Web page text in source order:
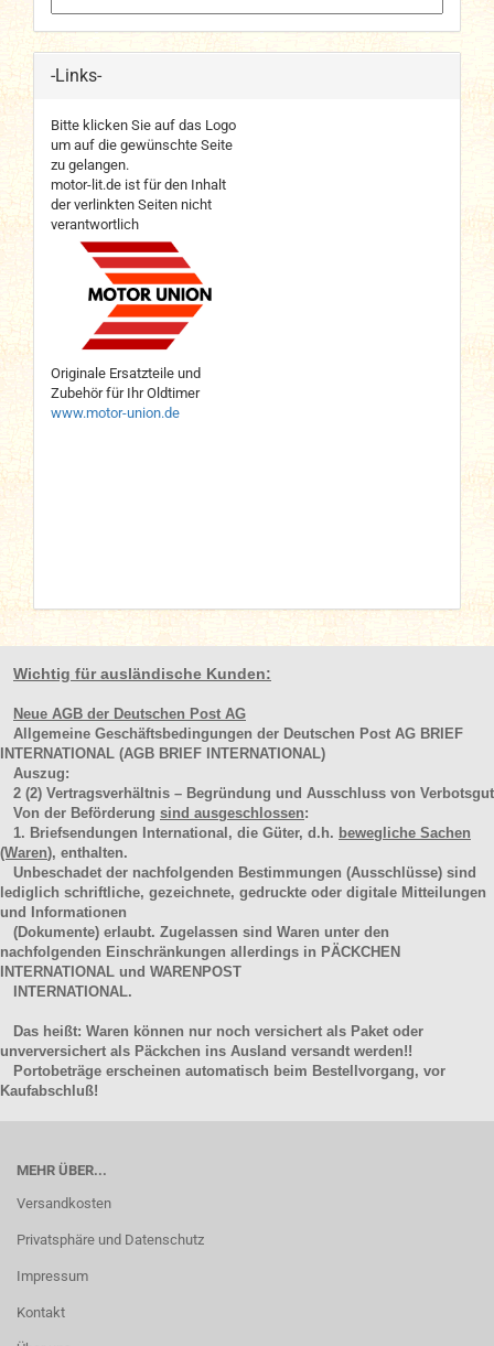
-Links-
Bitte klicken Sie auf das Logo
um auf die gewünschte Seite
zu gelangen.
motor-lit.de ist für den Inhalt
der verlinkten Seiten nicht
verantwortlich
Originale Ersatzteile und
Zubehör für Ihr Oldtimer
www.motor-union.de
Wichtig für ausländische Kunden:
Neue AGB der Deutschen Post AG
Allgemeine Geschäftsbedingungen der Deutschen Post AG BRIEF
INTERNATIONAL (AGB BRIEF INTERNATIONAL)
Auszug:
2 (2) Vertragsverhältnis – Begründung und Ausschluss von Verbotsgut
Von der Beförderung sind ausgeschlossen:
1. Briefsendungen International, die Güter, d.h. bewegliche Sachen
(Waren), enthalten.
Unbeschadet der nachfolgenden Bestimmungen (Ausschlüsse) sind
lediglich schriftliche, gezeichnete, gedruckte oder digitale Mitteilungen
und Informationen
(Dokumente) erlaubt. Zugelassen sind Waren unter den
nachfolgenden Einschränkungen allerdings in PÄCKCHEN
INTERNATIONAL und WARENPOST
INTERNATIONAL.
Das heißt: Waren können nur noch versichert als Paket oder
unverversichert als Päckchen ins Ausland versandt werden!!
Portobeträge erscheinen automatisch beim Bestellvorgang, vor
Kaufabschluß!
MEHR ÜBER...
Versandkosten
Privatsphäre und Datenschutz
Impressum
Kontakt